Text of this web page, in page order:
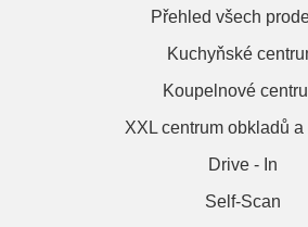
Přehled všech
Kuchyňské
Koupelnové
XXL centrum obkladů
Drive - In
Self-Scan